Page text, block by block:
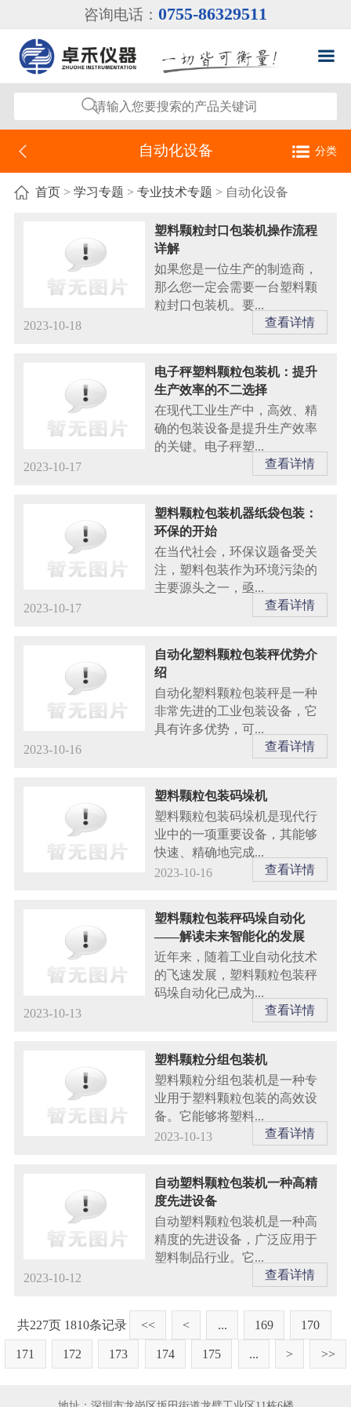
咨询电话： 0755-86329511
自动化设备 分类
自动化设备
工业自动化测力仪表
首页> 学习专题 > 专业技术专题 > 自动化设备
塑料颗粒封口包装机操作流程
详解
如果您是一位生产的制造商，
那么您一定会需要一台塑料颗
粒封口包装机。要...
2023-10-18
查看详情
电子秤塑料颗粒包装机：提升
生产效率的不二选择
在现代工业生产中，高效、精
确的包装设备是提升生产效率
的关键。电子秤塑...
2023-10-17
查看详情
塑料颗粒包装机器纸袋包装：
环保的开始
在当代社会，环保议题备受关
注，塑料包装作为环境污染的
主要源头之一，亟...
2023-10-17
查看详情
自动化塑料颗粒包装秤优势介
绍
自动化塑料颗粒包装秤是一种
非常先进的工业包装设备，它
具有许多优势，可...
2023-10-16
查看详情
塑料颗粒包装码垛机
塑料颗粒包装码垛机是现代行
业中的一项重要设备，其能够
快速、精确地完成...
2023-10-16
查看详情
塑料颗粒包装秤码垛自动化
——解读未来智能化的发展
近年来，随着工业自动化技术
的飞速发展，塑料颗粒包装秤
码垛自动化已成为...
2023-10-13
查看详情
塑料颗粒分组包装机
塑料颗粒分组包装机是一种专
业用于塑料颗粒包装的高效设
备。它能够将塑料...
2023-10-13
查看详情
自动塑料颗粒包装机一种高精
度先进设备
自动塑料颗粒包装机是一种高
精度的先进设备，广泛应用于
塑料制品行业。它...
2023-10-12
查看详情
共227页 1810条记录 << < ... 169 170
171 172 173 174 175 ... > >>